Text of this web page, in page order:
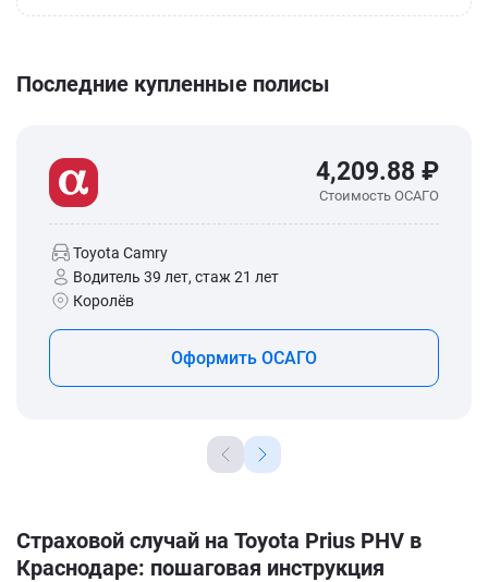
Последние купленные полисы
4,209.88 ₽
Стоимость ОСАГО
Toyota Camry
Водитель 39 лет, стаж 21 лет
Королёв
Оформить ОСАГО
Страховой случай на Toyota Prius PHV в
Краснодаре: пошаговая инструкция